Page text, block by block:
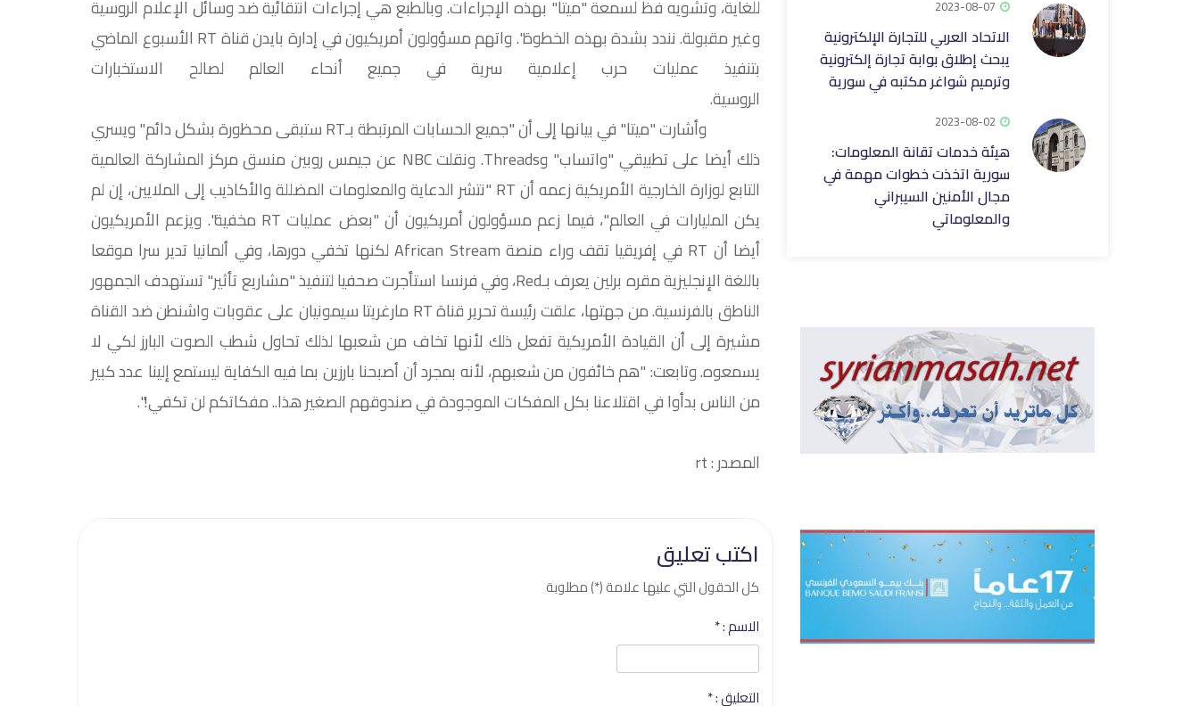
للغاية، وتشويه فظ لسمعة "ميتا" بهذه الإجراءات. وبالطبع هي إجراءات انتقائية ضد وسائل الإعلام الروسية
وغير مقبولة. نندد بشدة بهذه الخطوة". واتهم مسؤولون أمريكيون في إدارة بايدن قناة RT الأسبوع الماضي
بتنفيذ عمليات حرب إعلامية سرية في جميع أنحاء العالم لصالح الاستخبارات
وأشارت "ميتا" في بيانها إلى أن "جميع الحسابات المرتبطة بـRT ستبقى محظورة بشكل دائم" ويسري
ذلك أيضا على تطبيقي "واتساب" وThreads. ونقلت NBC عن جيمس روبين منسق مركز المشاركة العالمية
التابع لوزارة الخارجية الأمريكية زعمه أن RT "نتشر الدعاية والمعلومات المضللة والأكاذيب إلى الملايين، إن لم
يكن المليارات في العالم"، فيما زعم مسؤولون أمريكيون أن "بعض عمليات RT مخفية". ويزعم الأمريكيون
أيضا أن RT في إفريقيا تقف وراء منصة African Stream لكنها تخفي دورها، وفي ألمانيا تدير سرا موقعا
باللغة الإنجليزية مقره برلين يعرف بـRed، وفي فرنسا استأجرت صحفيا لتنفيذ "مشاريع تأثير" تستهدف الجمهور
الناطق بالفرنسية. من جهتها، علقت رئيسة تحرير قناة RT مارغريتا سيمونيان على عقوبات واشنطن ضد القناة
مشيرة إلى أن القيادة الأمريكية تفعل ذلك لأنها تخاف من شعبها لذلك تحاول شطب الصوت البارز لكي لا
يسمعوه. وتابعت: "هم خائفون من شعبهم، لأنه بمجرد أن أصبحنا بارزين بما فيه الكفاية ليستمع إلينا عدد كبير
من الناس بدأوا في اقتلاعنا بكل المفكات الموجودة في صندوقهم الصغير هذا.. مفكاتكم لن تكفي!".
المصدر : rt
اكتب تعليق
كل الحقول التي عليها علامة (*) مطلوبة
الاسم :*
التعليق :*
2023-08-07
الاتحاد العربي للتجارة الإلكترونية
يبحث إطلاق بوابة تجارة إلكترونية
وترميم شواغر مكتبه في سورية
2023-08-02
هيئة خدمات تقانة المعلومات:
سورية اتخذت خطوات مهمة في
مجال الأمنين السيبراني
والمعلوماتي